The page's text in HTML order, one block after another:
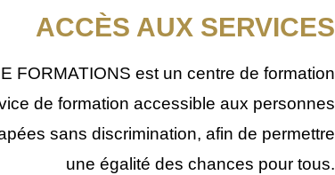
ACCÈS AUX SERVICES
FORMATIONS est un centre de formation
de formation accessible aux personnes
sans discrimination, afin de permettre
une égalité des chances pour tous.